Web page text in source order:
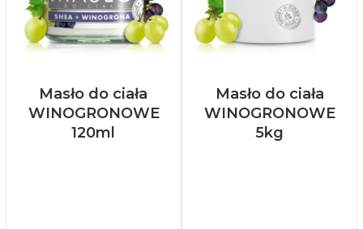
Masło do ciała
WINOGRONOWE
120ml
Masło do ciała
WINOGRONOWE
5kg